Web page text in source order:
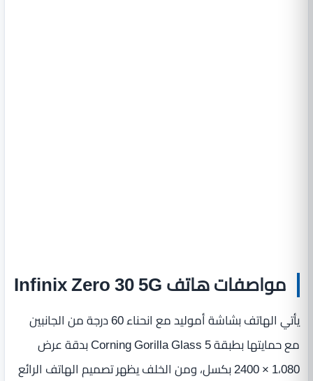
مواصفات هاتف Infinix Zero 30 5G
يأتي الهاتف بشاشة أموليد مع انحناء 60 درجة من الجانبين
مع حمايتها بطبقة Corning Gorilla Glass 5 بدقة عرض
1،080 × 2400 بكسل، ومن الخلف يظهر تصميم الهاتف الرائع